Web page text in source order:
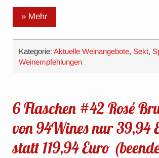
» Mehr
Kategorie:Aktuelle Weinangebote,Sekt,
Weinempfehlungen
6 Flaschen #42 Rosé
von 94Wines nur 39,94
statt 119,94 Euro